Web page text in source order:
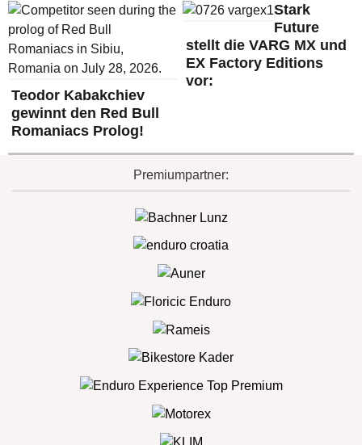
Teodor Kabakchiev
gewinnt den Red Bull
Romaniacs Prolog!
Stark
Future
stellt die VARG MX und
EX Factory Editions
vor:
Premiumpartner: